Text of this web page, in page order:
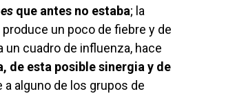
que antes no estaba; la
un poco de fiebre y de
cuadro de influenza, hace
de esta posible sinergia y de
a alguno de los grupos de